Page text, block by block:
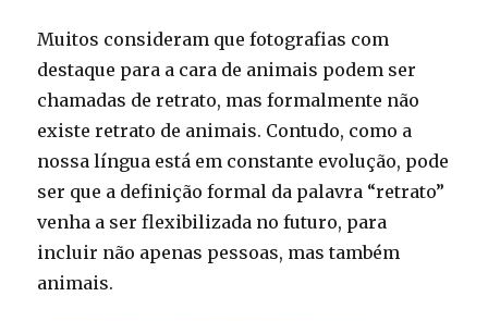
Muitos consideram que fotografias com
destaque para a cara de animais podem ser
chamadas de retrato, mas formalmente não
existe retrato de animais. Contudo, como a
nossa língua está em constante evolução, pode
ser que a definição formal da palavra “retrato”
venha a ser flexibilizada no futuro, para
incluir não apenas pessoas, mas também
animais.